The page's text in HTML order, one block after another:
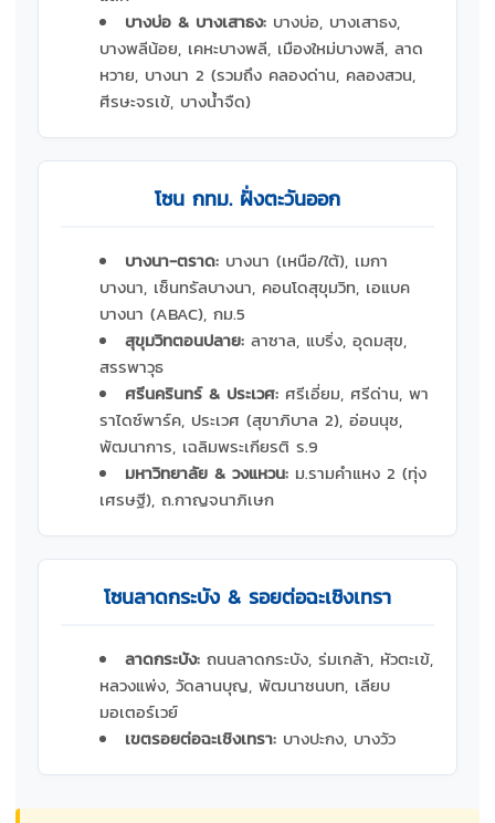
บางบ่อ & บางเสาธง:บางบ่อ, บางเสาธง,
บางพลีน้อย, เคหะบางพลี, เมืองใหม่บางพลี, ลาด
หวาย, บางนา 2 (รวมถึง คลองด่าน, คลองสวน,
ศีรษะจรเข้, บางน้ำจืด)
โซน กทม. ฝั่งตะวันออก
บางนา-ตราด:บางนา (เหนือ/ใต้), เมกา
บางนา, เซ็นทรัลบางนา, คอนโดสุขุมวิท, เอแบค
บางนา (ABAC), กม.5
สุขุมวิทตอนปลาย:ลาซาล, แบริ่ง, อุดมสุข,
สรรพาวุธ
ศรีนครินทร์ & ประเวศ:ศรีเอี่ยม, ศรีด่าน, พา
ราไดซ์พาร์ค, ประเวศ (สุขาภิบาล 2), อ่อนนุช,
พัฒนาการ, เฉลิมพระเกียรติ ร.9
มหาวิทยาลัย & วงแหวน:ม.รามคำแหง 2 (ทุ่ง
เศรษฐี), ถ.กาญจนาภิเษก
โซนลาดกระบัง & รอยต่อฉะเชิงเทรา
ลาดกระบัง:ถนนลาดกระบัง, ร่มเกล้า, หัวตะเข้,
หลวงแพ่ง, วัดลานบุญ, พัฒนาชนบท, เลียบ
มอเตอร์เวย์
เขตรอยต่อฉะเชิงเทรา:บางปะกง, บางวัว